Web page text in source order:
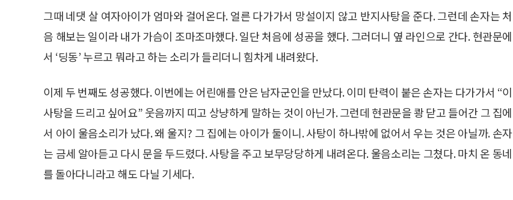
그때 네댓 살 여자아이가 엄마와 걸어온다. 얼른 다가가서 망설이지 않고 반지사탕을 준다. 그런데 손자는 처
음 해보는 일이라 내가 가슴이 조마조마했다. 일단 처음에 성공을 했다. 그러더니 옆 라인으로 간다. 현관문에
서 ‘딩동’ 누르고 뭐라고 하는 소리가 들리더니 힘차게 내려왔다.
이제 두 번째도 성공했다. 이번에는 어린애를 안은 남자군인을 만났다. 이미 탄력이 붙은 손자는 다가가서 “이
사탕을 드리고 싶어요” 웃음까지 띠고 상냥하게 말하는 것이 아닌가. 그런데 현관문을 쾅 닫고 들어간 그 집에
서 아이 울음소리가 났다. 왜 울지? 그 집에는 아이가 둘이니. 사탕이 하나밖에 없어서 우는 것은 아닐까. 손자
는 금세 알아듣고 다시 문을 두드렸다. 사탕을 주고 보무당당하게 내려온다. 울음소리는 그쳤다. 마치 온 동네
를 돌아다니라고 해도 다닐 기세다.